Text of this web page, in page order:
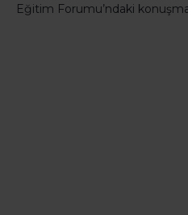
Eğitim Forumu’ndaki